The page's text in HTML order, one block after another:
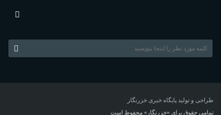
طراحی و تولید پایگاه خبری خزرنگار
تمامی حقوق برای «خزرنگار» محفوظ است